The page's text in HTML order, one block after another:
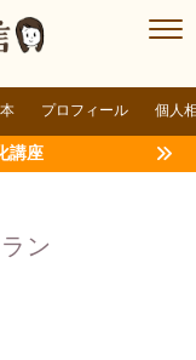
プロフィール 個人
講座
ン